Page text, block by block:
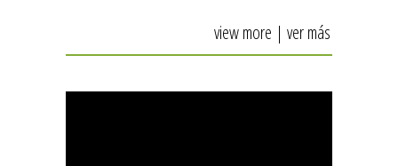
view more | ver más